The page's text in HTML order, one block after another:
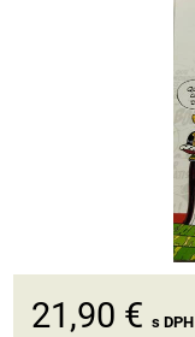
21,90 € s DPH